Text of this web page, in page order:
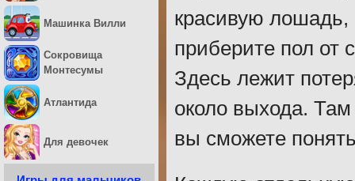
красивую лошадь,
приберите пол от
Здесь лежит
около выхода. Там
вы сможете
Машинка Вилли
Сокровища
Монтесумы
Атлантида
Для девочек